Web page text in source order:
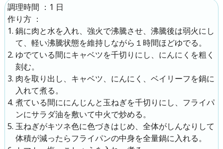
調理時間 ：1 日
作り方
：
鍋に肉と水を入れ、強火で沸騰させ、沸騰後は弱火にし
て、軽い沸騰状態を維持しながら１時間ほどゆでる。
ゆでている間にキャベツを千切りにし、にんにくを粗く
刻む。
肉を取り出し、キャベツ、にんにく、ベイリーフを鍋に
入れて煮る。
煮ている間ににんじんと玉ねぎを千切りにし、フライパ
ンにサラダ油を敷いて中火で炒める。
玉ねぎがキツネ色に色づきはじめ、全体がしんなりして
体積が減ったらフライパンの中身を全量鍋に入れる。